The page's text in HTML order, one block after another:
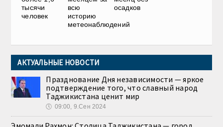
тысячи
человек
всю
историю
метеонаблюдений
осадков
АКТУАЛЬНЫЕ НОВОСТИ
Празднование Дня независимости — яркое
подтверждение того, что славный народ
Таджикистана ценит мир
🕔 09:00, 9.Сен 2024